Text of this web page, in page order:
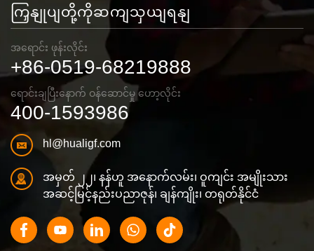
ကြှနျုပျတို့ကိုဆကျသှယျရနျ
အရောင်း ဖုန်းလိုင်း
+86-0519-68219888
ရောင်းချပြီးနောက် ဝန်ဆောင်မှု ဟော့လိုင်း
400-1593986
hl@hualigf.com
အမှတ် ၂၂၊ နန်ဟူ အနောက်လမ်း၊ ဝူကျင်း အမျိုးသား
အဆင့်မြင့်နည်းပညာဇုန်၊ ချန်ကျိုး၊ တရုတ်နိုင်ငံ